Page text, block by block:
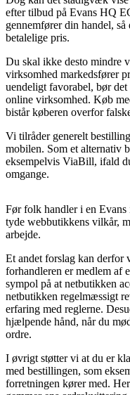
efter tilbud på Evans HQ
gennemfører din handel, så
betalelige pris.
Du skal ikke desto mindre
virksomhed markedsfører
uendeligt favorabel, bør
online virksomhed. Køb
bistår køberen overfor
Vi tilråder generelt
mobilen. Som et alternativ
eksempelvis ViaBill, ifald
omgange.
Før folk handler i en
tyde webbutikkens vilkår,
arbejde.
Et andet forslag kan derfor
forhandleren er medlem af
sympol på at netbutikken
netbutikken regelmæssigt
erfaring med reglerne.
hjælpende hånd, når du
ordre.
I øvrigt støtter vi at du er
med bestillingen, som
forretningen kører med.